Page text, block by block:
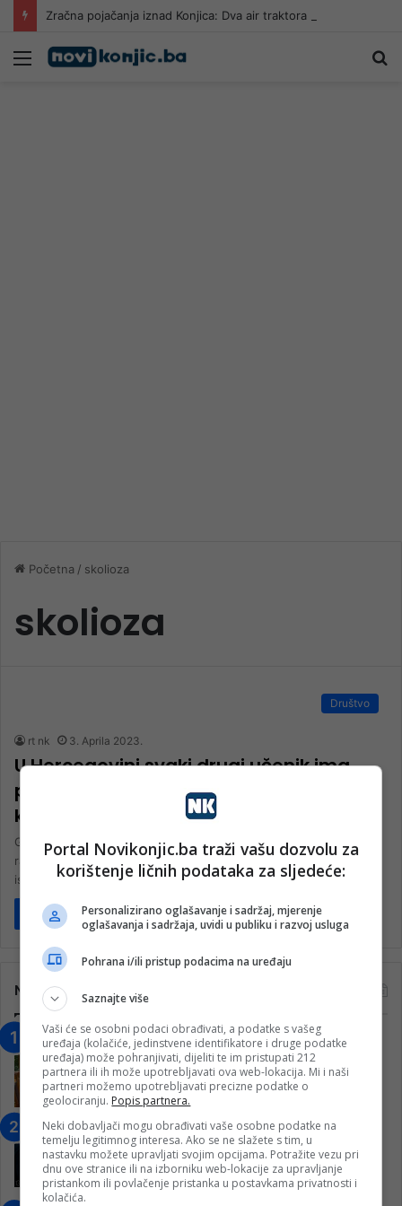
Meni
Početna / skolioza
skolioza
Društvo
rt nk 3. Aprila 2023.
U Hercegovini svaki drugi učenik ima
problem skolioze i drugih poremećaja
kralježnice
Gotovo svaki drugi učenik u Hercegovini ima problem skolioze,
ravnog držanja ili drugih poremećaja kralježnice. Pokazalo je to
istraživanje Rehabilitacijskog centra…
Pročitaj više
Najčitanije
“Obrazovanje gradi BiH-Jovan Divjak“
– Konjic je u posljednje 22 godine imao
25 ​​stipendista
15. Februara 2023.
Nogometaši Igmana iznenadili
Konjičanke cvijećem i besplatnim
ulazom na utakmicu
7. Marta 2025.
Portal Novikonjic.ba traži vašu dozvolu za
korištenje ličnih podataka za sljedeće:
Personalizirano oglašavanje i sadržaj, mjerenje
oglašavanja i sadržaja, uvidi u publiku i razvoj usluga
Pohrana i/ili pristup podacima na uređaju
Saznajte više
Vaši će se osobni podaci obrađivati, a podatke s vašeg
uređaja (kolačiće, jedinstvene identifikatore i druge podatke
uređaja) može pohranjivati, dijeliti te im pristupati 212
partnera ili ih može upotrebljavati ova web-lokacija. Mi i naši
partneri možemo upotrebljavati precizne podatke o
geolociranju. Popis partnera.
Neki dobavljači mogu obrađivati vaše osobne podatke na
temelju legitimnog interesa. Ako se ne slažete s tim, u
nastavku možete upravljati svojim opcijama. Potražite vezu pri
dnu ove stranice ili na izborniku web-lokacije za upravljanje
pristankom ili povlačenje pristanka u postavkama privatnosti i
kolačića.